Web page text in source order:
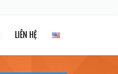
LIÊN HỆ